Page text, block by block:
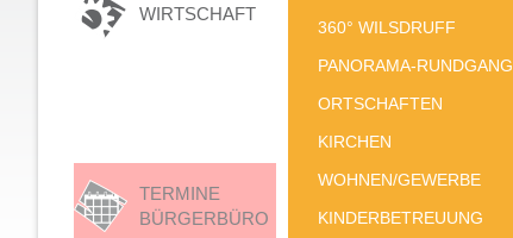
WIRTSCHAFT
TERMINE
BÜRGERBÜRO
360° WILSDRUFF
PANORAMA-RUNDGANG
ORTSCHAFTEN
KIRCHEN
WOHNEN/GEWERBE
KINDERBETREUUNG